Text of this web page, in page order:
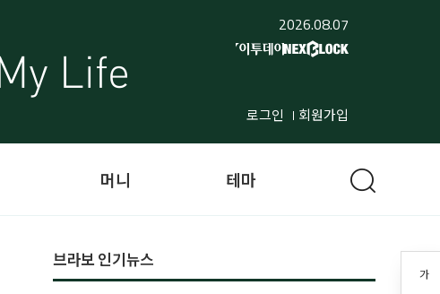
2026.08.07
로그인 회원가입
가
머니 테마
브라보 인기뉴스